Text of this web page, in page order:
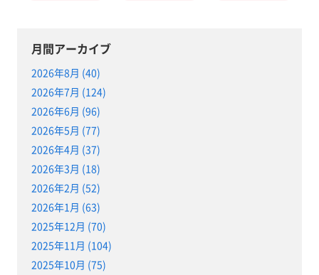
月間アーカイブ
2026年8月 (40)
2026年7月 (124)
2026年6月 (96)
2026年5月 (77)
2026年4月 (37)
2026年3月 (18)
2026年2月 (52)
2026年1月 (63)
2025年12月 (70)
2025年11月 (104)
2025年10月 (75)